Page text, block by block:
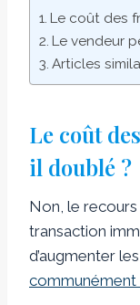
Le coût des
Le vendeur
Articles
Le coût
il doublé ?
Non, le recours
transaction
d’augmenter les
communément